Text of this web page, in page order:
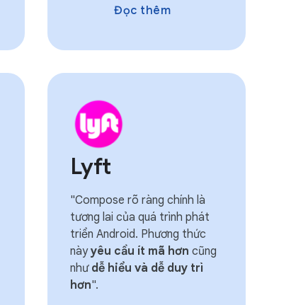
Đọc thêm
Lyft
"Compose rõ ràng chính là
tương lai của quá trình phát
triển Android. Phương thức
nàyyêu cầu ít mã hơn cũng
như dễ hiểu và dễ duy trì
hơn".